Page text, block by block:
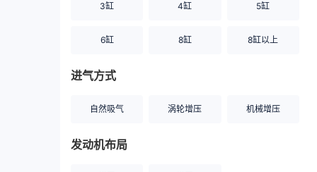
3缸 4缸 5缸
6缸 8缸 8缸以上
进气方式
自然吸气 涡轮增压 机械增压
发动机布局